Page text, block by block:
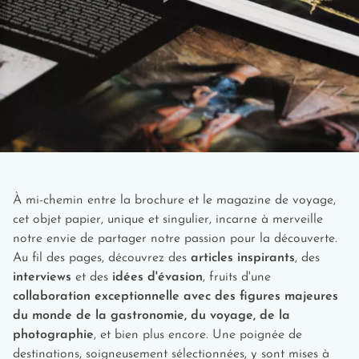
mangroves de leurs nuées écarlates.
Cette grande diversité aviaire transforme chaque région en
sanctuaire ornithologique. Des flamants roses des lagunes
côtières aux perroquets multicolores de l'Amazonie, le Brésil
offre aux amoureux de la nature un spectacle aérien d'une
de prévoir votre valise pour le Brésil
sans penser à y glisser votre paire de jumelles,
indispensables pour une bonne observation du
splendide ara rouge.
Et quid des animaux dangereux ?
Le Brésil abrite une biodiversité exceptionnelle qui mérite
ouistitis sautent de branche en branche sous les palmiers
impériaux, tandis que les capucins explorent les allées
ombragées. La forêt de Tijuca, plus grande forêt urbaine au
monde, abrite également ces acrobates aux pelages variés.
Ces primates urbains fascinent par leur adaptabilité.
Attention, ne les nourrissez jamais, car cette pratique
menace leur santé et perturbe leur comportement naturel.
À mi-chemin entre la brochure et le magazine de voyage,
cet objet papier, unique et singulier, incarne à merveille
notre envie de partager notre passion pour la découverte.
Au fil des pages, découvrez des articles inspirants, des
interviews et des idées d'évasion, fruits d'une
collaboration exceptionnelle avec des figures majeures
du monde de la gastronomie, du voyage, de la
photographie, et bien plus encore. Une poignée de
destinations, soigneusement sélectionnées, y sont mises à